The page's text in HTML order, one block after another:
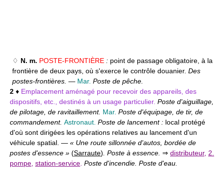
♢ N. m. POSTE-FRONTIÈRE : point de passage obligatoire, à la
frontière de deux pays, où s'exerce le contrôle douanier. Des
postes-frontières. — Mar. Poste de pêche.
2 ♦ Emplacement aménagé pour recevoir des appareils, des
dispositifs, etc., destinés à un usage particulier. Poste d'aiguillage,
de pilotage, de ravitaillement. Mar. Poste d'équipage, de tir, de
commandement. Astronaut. Poste de lancement : local protégé
d'où sont dirigées les opérations relatives au lancement d'un
véhicule spatial. — « Une route sillonnée d'autos, bordée de
postes d'essence » (Sarraute). Poste à essence. ⇒ distributeur, 2.
pompe, station-service. Poste d'incendie. Poste d'eau.